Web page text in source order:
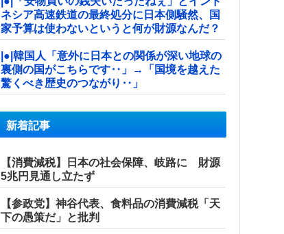
ネシア高速鉄道の最終処分に日本側騒然、国
家予算は使わないというと何が財源なんだ？
|●|韓国人「意外に日本との関係が深い地球の
裏側の国がこちらです‥」→「国境を越えた
驚くべき歴史のつながり‥」
新着記事
【消費減税】日本の社会保障、岐路に 財源
5兆円見通し立たず
【参政党】神谷代表、食料品の消費減税「天
下の愚策だ」と批判